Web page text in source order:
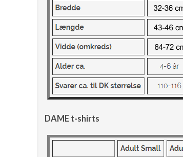
DAME t-shirts